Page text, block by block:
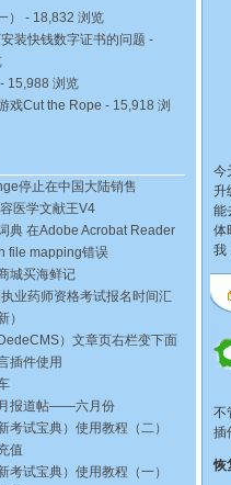
- 18,832 浏览
装快钱数字证书的问题 -
- 15,988 浏览
戏Cut the Rope - 15,918 浏
停止在中国大陆销售
医学文献王V4
典 在Adobe Acrobat Reader
file mapping错误
城买海鲜记
业药师资格考试报名时间汇
）
）文章页右栏变下面
插件使用
报道帖——六月份
考试宝典）使用教程（二）
值
考试宝典）使用教程（一）
今
升
能
体
我
不
插
恢